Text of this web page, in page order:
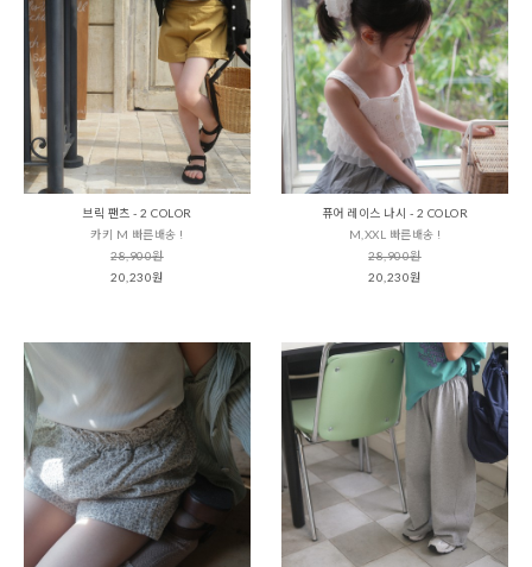
브릭 팬츠 - 2 COLOR
카키 M 빠른배송 !
28,900원
20,230원
퓨어 레이스 나시 - 2 COLOR
M,XXL 빠른배송 !
28,900원
20,230원